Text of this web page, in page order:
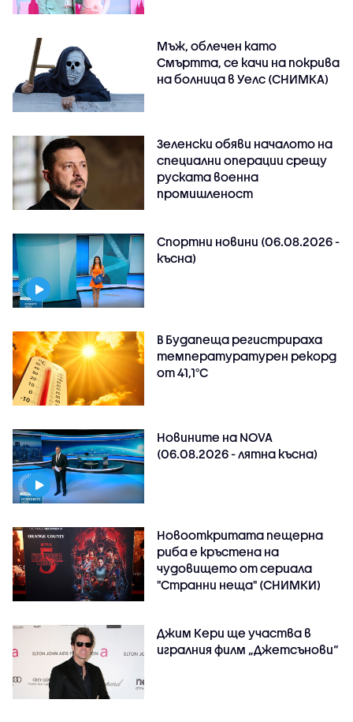
Мъж, облечен като
Смъртта, се качи на покрива
на болница в Уелс (СНИМКА)
Зеленски обяви началото на
специални операции срещу
руската военна
промишленост
Спортни новини (06.08.2026 -
късна)
В Будапеща регистрираха
температуратурен рекорд
от 41,1°C
Новините на NOVA
(06.08.2026 - лятна късна)
Новооткритата пещерна
риба е кръстена на
чудовището от сериала
"Странни неща" (СНИМКИ)
Джим Кери ще участва в
игралния филм „Джетсънови“